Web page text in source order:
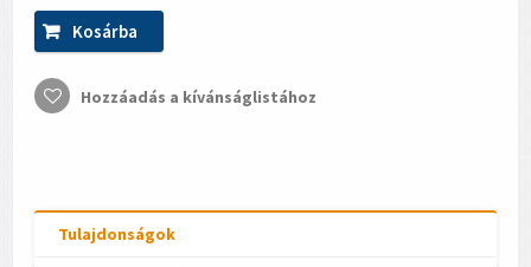
Kosárba
Hozzáadás a kívánságlistához
Tulajdonságok